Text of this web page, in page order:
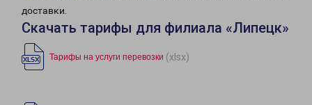
доставки.
Скачать тарифы для филиала «Липецк»
Тарифы на услуги перевозки (xlsx)